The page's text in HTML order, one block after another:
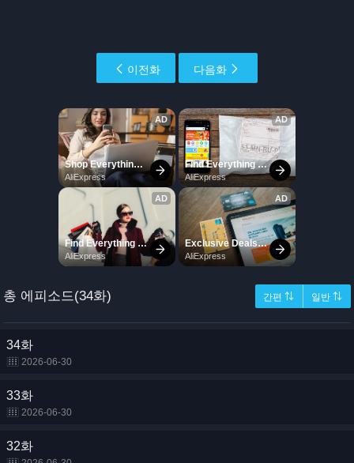
이전화 다음화
총 에피소드(34화) 간편 ⇅ 일반 ⇅
34화
2026-06-30
33화
2026-06-30
32화